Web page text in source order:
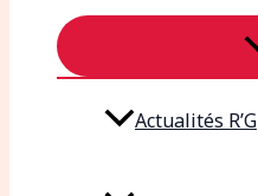
Actualités R’G